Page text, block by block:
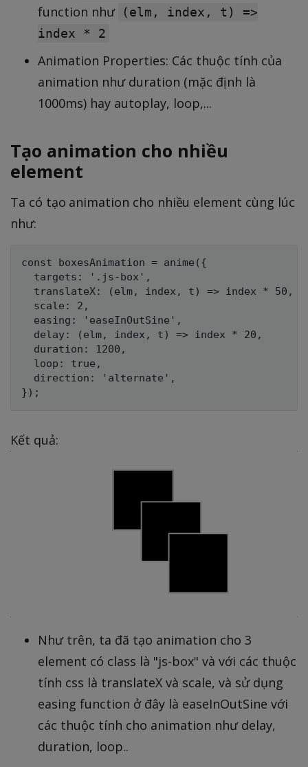
function như
(elm, index, t) =>
index * 2
Animation Properties: Các thuộc tính của
animation như duration (mặc định là
1000ms) hay autoplay, loop,...
Tạo animation cho nhiều
element
Ta có tạo animation cho nhiều element cùng lúc
như:
const boxesAnimation = anime({
  targets: '.js-box',
  translateX: (elm, index, t) => index * 50,
  scale: 2,
  easing: 'easeInOutSine',
  delay: (elm, index, t) => index * 20,
  duration: 1200,
  loop: true,
  direction: 'alternate',
Kết quả:
Như trên, ta đã tạo animation cho 3
element có class là "js-box" và với các thuộc
tính css là translateX và scale, và sử dụng
easing function ở đây là easeInOutSine với
các thuộc tính cho animation như delay,
duration, loop..